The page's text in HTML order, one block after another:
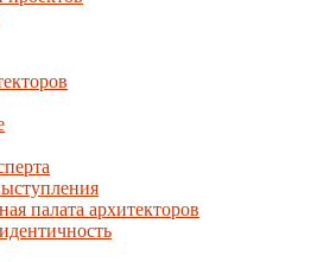
палата архитекторов